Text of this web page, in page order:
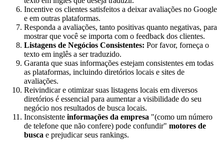
Incentive os clientes satisfeitos a deixar avaliações no Google
e em outras plataformas.
Responda a avaliações, tanto positivas quanto negativas, para
mostrar que você se importa com o feedback dos clientes.
Listagens de Negócios Consistentes: Por favor, forneça o
texto em inglês a ser traduzido.
Garanta que suas informações estejam consistentes em todas
as plataformas, incluindo diretórios locais e sites de
avaliações.
Reivindicar e otimizar suas listagens locais em diversos
diretórios é essencial para aumentar a visibilidade do seu
negócio nos resultados de busca locais.
Inconsistente informações da empresa "(como um número
de telefone que não confere) pode confundir" motores de
busca e prejudicar seus rankings.